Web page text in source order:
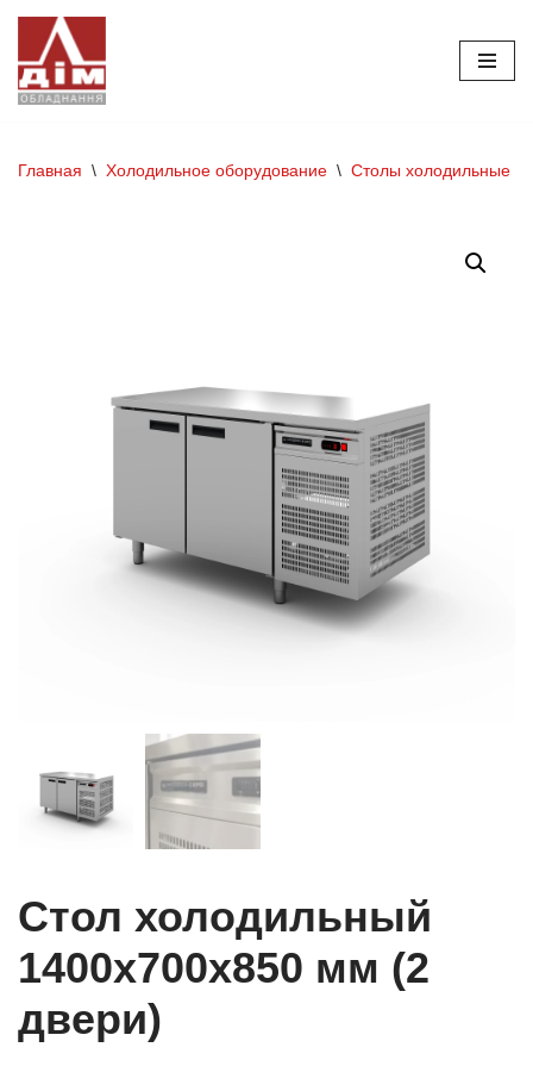
Перейти
к
Главная \ Холодильное оборудование \ Столы холодильные и
Стол холодильный
1400x700x850 мм (2
двери)